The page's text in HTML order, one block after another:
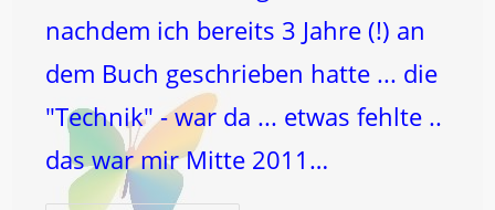
nachdem ich bereits 3 Jahre (!) an
dem Buch geschrieben hatte ... die
"Technik" - war da ... etwas fehlte ..
das war mir Mitte 2011…